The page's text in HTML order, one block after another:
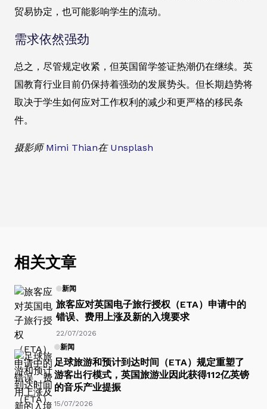
贸易协定，也可能影响学生的流动。
需求依然强劲
总之，尽管规定收紧，但英国留学签证热潮仍在继续。英
国教育行业目前仍保持着强劲的发展势头。但长期趋势将
取决于学生如何应对工作权利的减少和更严格的移民条
件。
摄影师Mimi Thian在 Unsplash
相关文章
新闻
旅客应对英国电子旅行授权（ETA）申请中的
错误、费用上涨及新的入境要求
22/07/2026
新闻
足球旅游和预计到达时间（ETA）规定重塑了
游客出行模式，英国旅游业因此获得112亿英镑
的音乐产业提振
15/07/2026